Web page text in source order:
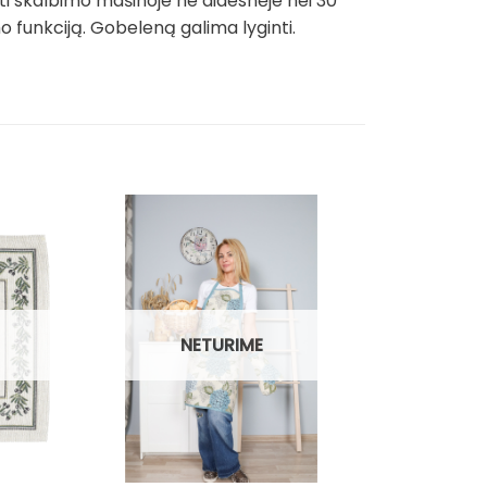
funkciją. Gobeleną galima lyginti.
NETURIME